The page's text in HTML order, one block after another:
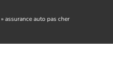
»assurance auto pas cher